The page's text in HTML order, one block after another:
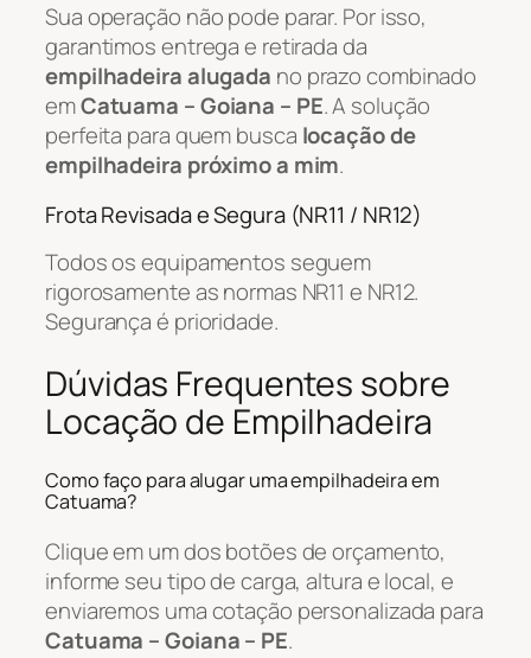
Sua operação não pode parar. Por isso,
garantimos entrega e retirada da
empilhadeira alugada no prazo combinado
emCatuama – Goiana – PE. A solução
perfeita para quem busca locação de
empilhadeira próximo a mim.
Frota Revisada e Segura (NR11 / NR12)
Todos os equipamentos seguem
rigorosamente as normas NR11 e NR12.
Segurança é prioridade.
Dúvidas Frequentes sobre
Locação de Empilhadeira
Como faço para alugar uma empilhadeira em
Catuama?
Clique em um dos botões de orçamento,
informe seu tipo de carga, altura e local, e
enviaremos uma cotação personalizada para
Catuama – Goiana – PE.